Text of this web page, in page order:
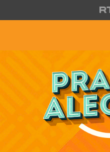
Saltar para o conteúdo principal